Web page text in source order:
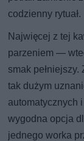
codzienny rytuał.
Najwięcej z tej
parzeniem —
smak
tak dużym
automatycznych
wygodna opcja
jednego worka